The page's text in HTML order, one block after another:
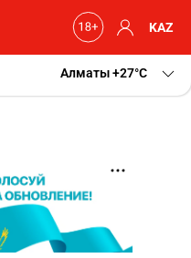
KAZ
Алматы+27 C